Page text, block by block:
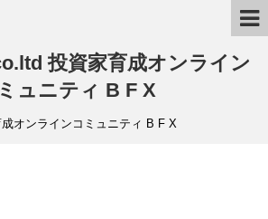
投資家育成オンライン
ュニティ B F X
オンラインコミュニティ B F X